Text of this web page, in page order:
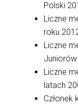
Polski
Liczne
roku
Liczne
Liczne
latach
Członek